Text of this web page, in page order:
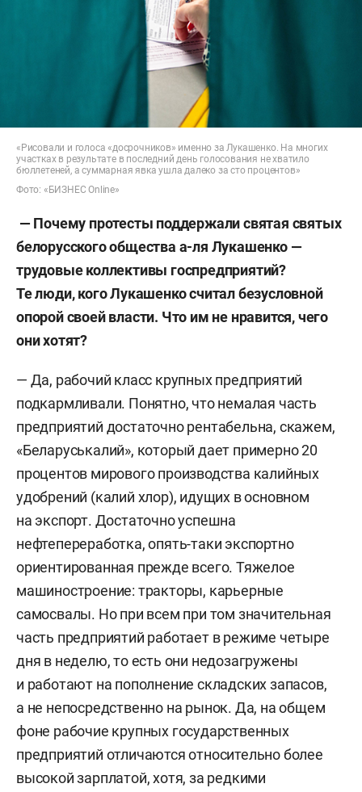
«Рисовали и голоса «досрочников» именно за Лукашенко. На многих
участках в результате в последний день голосования не хватило
бюллетеней, а суммарная явка ушла далеко за сто процентов»
Фото: «БИЗНЕС Online»
— Почему протесты поддержали святая святых
белорусского общества а-ля Лукашенко —
трудовые коллективы госпредприятий?
Те люди, кого Лукашенко считал безусловной
опорой своей власти. Что им не нравится, чего
они хотят?
— Да, рабочий класс крупных предприятий
подкармливали. Понятно, что немалая часть
предприятий достаточно рентабельна, скажем,
«Беларуськалий», который дает примерно 20
процентов мирового производства калийных
удобрений (калий хлор), идущих в основном
на экспорт. Достаточно успешна
нефтепереработка, опять-таки экспортно
ориентированная прежде всего. Тяжелое
машиностроение: тракторы, карьерные
самосвалы. Но при всем при том значительная
часть предприятий работает в режиме четыре
дня в неделю, то есть они недозагружены
и работают на пополнение складских запасов,
а не непосредственно на рынок. Да, на общем
фоне рабочие крупных государственных
предприятий отличаются относительно более
высокой зарплатой, хотя, за редкими